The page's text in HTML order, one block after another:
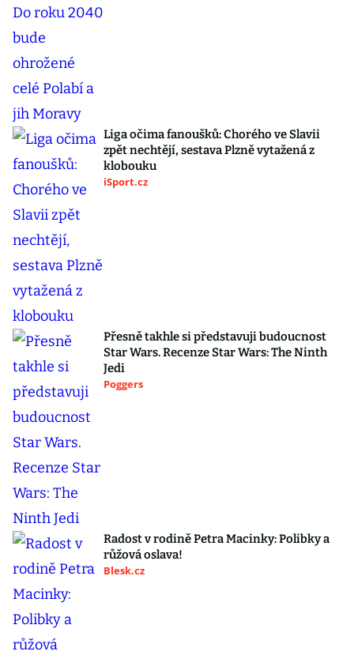
Liga očima fanoušků: Chorého ve Slavii
zpět nechtějí, sestava Plzně vytažená z
klobouku
iSport.cz
Přesně takhle si představuji budoucnost
Star Wars. Recenze Star Wars: The Ninth
Jedi
Poggers
Radost v rodině Petra Macinky: Polibky a
růžová oslava!
Blesk.cz